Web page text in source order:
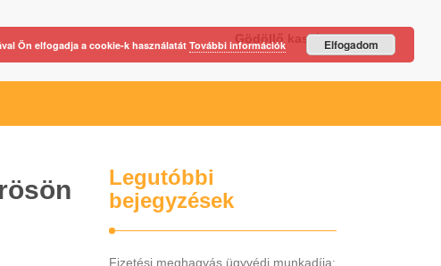
Gödöllő kastély
Legutóbbi
bejegyzések
Fizetési meghagyás ügyvédi munkadíja:
Ön elfogadja a cookie-k használatátTovábbi információk Elfogadom